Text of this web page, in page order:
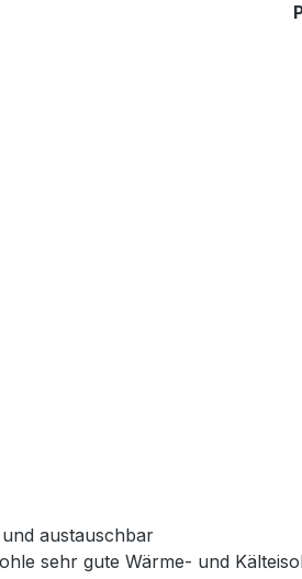
austauschbar
sehr gute Wärme- und